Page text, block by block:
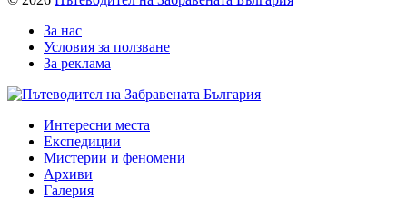
За нас
Условия за ползване
За реклама
Интересни места
Експедиции
Мистерии и феномени
Архиви
Галерия